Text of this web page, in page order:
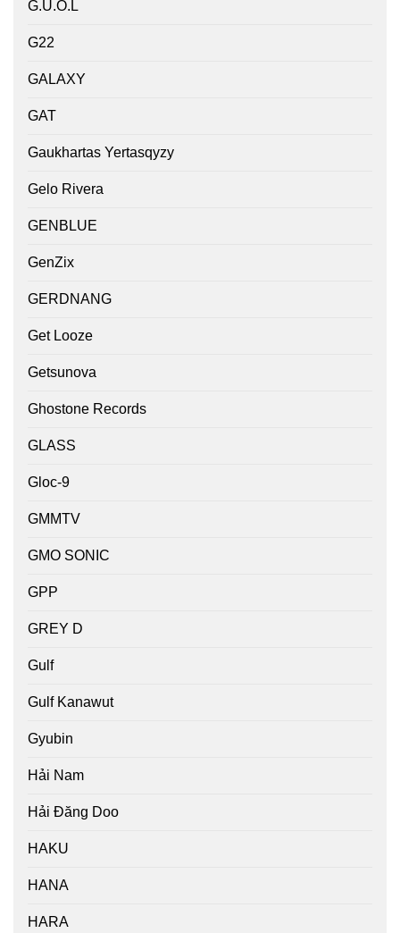
G.U.O.L
G22
GALAXY
GAT
Gaukhartas Yertasqyzy
Gelo Rivera
GENBLUE
GenZix
GERDNANG
Get Looze
Getsunova
Ghostone Records
GLASS
Gloc-9
GMMTV
GMO SONIC
GPP
GREY D
Gulf
Gulf Kanawut
Gyubin
Hải Nam
Hải Đăng Doo
HAKU
HANA
HARA